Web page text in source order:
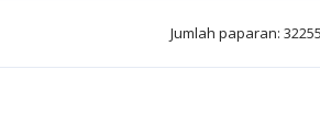
Jumlah paparan: 32255